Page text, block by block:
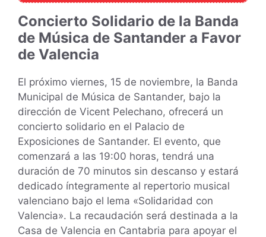
Concierto Solidario de la Banda
de Música de Santander a Favor
de Valencia
El próximo viernes, 15 de noviembre, la Banda
Municipal de Música de Santander, bajo la
dirección de Vicent Pelechano, ofrecerá un
concierto solidario en el Palacio de
Exposiciones de Santander. El evento, que
comenzará a las 19:00 horas, tendrá una
duración de 70 minutos sin descanso y estará
dedicado íntegramente al repertorio musical
valenciano bajo el lema «Solidaridad con
Valencia». La recaudación será destinada a la
Casa de Valencia en Cantabria para apoyar el